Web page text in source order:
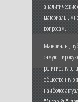
материалы,
вопросам.
Материалы,
самую широкую
религиозную,
общественную
наиболее